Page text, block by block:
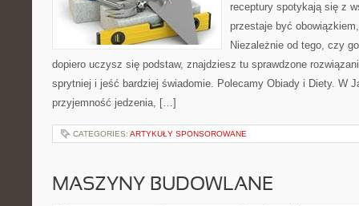
receptury spotykają się z
przestaje być
Niezależnie od tego, czy
dopiero uczysz się podstaw, znajdziesz tu sprawdzone
sprytniej i jeść bardziej świadomie. Polecamy Obiady i Diety. W
przyjemność jedzenia, […]
CATEGORIES: ARTYKUŁY SPONSOROWANE
MASZYNY BUDOWLANE